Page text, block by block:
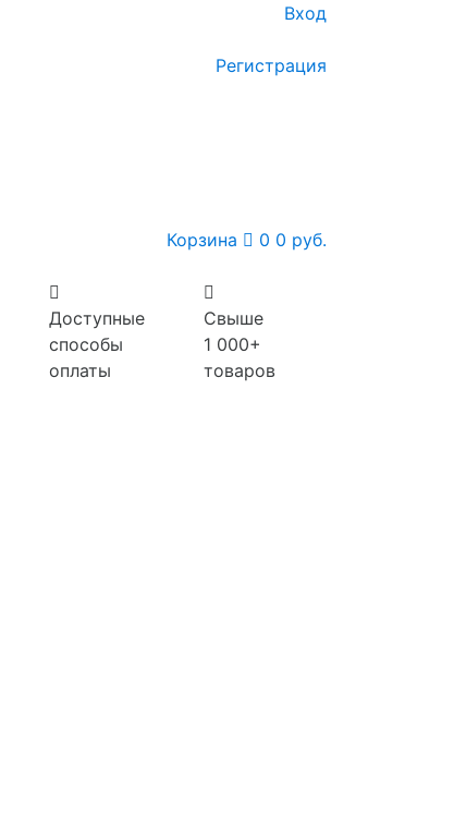
Вход
Регистрация
Корзина 0 0 руб.
Доступные
способы
оплаты
Свыше
1 000+
товаров